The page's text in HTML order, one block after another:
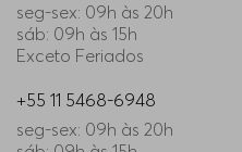
seg-sex: 09h às 20h
sáb: 09h às 15h
Exceto Feriados
+55 11 5468-6948
seg-sex: 09h às 20h